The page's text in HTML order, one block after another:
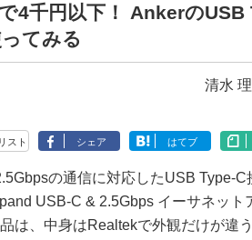
4千円以下！ AnkerのUSB
てみる
清水
リスト シェア はてブ
の通信に対応したUSB Type-C
USB-C & 2.5Gbps イーサネット
は、中身はRealtekで外観だけが違